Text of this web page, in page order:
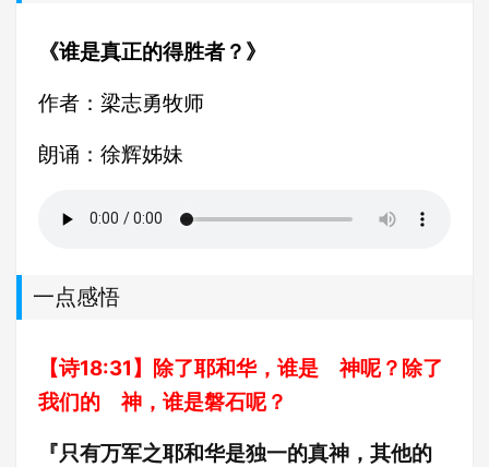
《谁是真正的得胜者？》
作者：梁志勇牧师
朗诵：徐辉姊妹
一点感悟
【诗18:31】除了耶和华，谁是 神呢？除了
我们的 神，谁是磐石呢？
『只有万军之耶和华是独一的真神，其他的